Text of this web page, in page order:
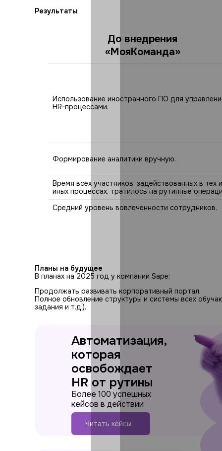
Результаты
До внедрения
«МояКоманда»
Использование иностранного ПО для
HR-процессами.
Формирование аналитики вручную.
Время всех участников, задействованных в тех
иных процессах, тратилось на рутинные
Средний уровень вовлеченности сотрудников.
Планы на будущее
В планах на 2025 год у компании Sape:
Продолжать развивать корпоративный портал.
Полное обновление структуры и системы всех
задания и т.д.).
Автоматизация,
которая
освобождает
HR от рутины
Более 100 успешных
кейсов в действии
Читать кейсы